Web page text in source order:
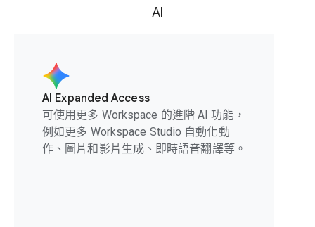
AI
AI Expanded Access
可使用更多 Workspace 的進階 AI 功能，
例如更多 Workspace Studio 自動化動
作、圖片和影片生成、即時語音翻譯等。